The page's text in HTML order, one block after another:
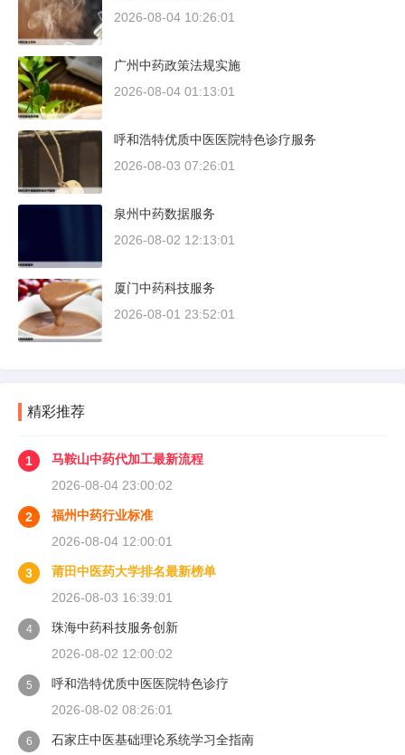
2026-08-04 10:26:01
广州中药政策法规实施
2026-08-04 01:13:01
呼和浩特优质中医医院特色诊疗服务
2026-08-03 07:26:01
泉州中药数据服务
2026-08-02 12:13:01
厦门中药科技服务
2026-08-01 23:52:01
精彩推荐
1
马鞍山中药代加工最新流程
2026-08-04 23:00:02
2
福州中药行业标准
2026-08-04 12:00:01
3
莆田中医药大学排名最新榜单
2026-08-03 16:39:01
4
珠海中药科技服务创新
2026-08-02 12:00:02
5
呼和浩特优质中医医院特色诊疗
2026-08-02 08:26:01
6 石家庄中医基础理论系统学习全指南